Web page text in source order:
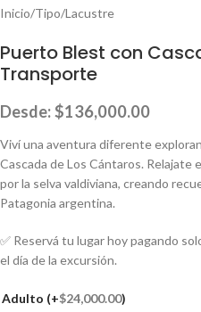
Inicio/Tipo/Lacustre
Puerto Blest con
Transporte
Desde:$136,000.00
Viví una aventura diferente
Cascada de Los Cántaros. Relajate
por la selva valdiviana, creando
Patagonia argentina.
✅ Reservá tu lugar hoy pagando
el día de la excursión.
Adulto (+$24,000.00)